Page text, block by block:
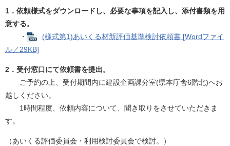
1．依頼様式をダウンロードし、必要な事項を記入し、添付書類を用
意する。
・
(様式第1)あいくる材新評価基準検討依頼書 [Wordファイ
ル／29KB]
2．受付窓口にて依頼書を提出。
ご予約の上、受付期間内に建設企画課分室(県本庁舎6階北)へお
越しください。
1時間程度、依頼内容について、聞き取りをさせていただきま
す。
（あいくる評価委員会・利用検討委員会で検討。）